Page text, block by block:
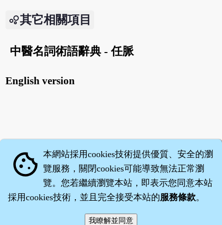
其它相關項目
中醫名詞術語辭典 - 任脈
English version
‧沈藥子©2008～2026
cookie 本網站採用cookies技術提供優質、安全的瀏
覽服務，關閉cookies可能導致無法正常瀏
覽。您若繼續瀏覽本站，即表示您同意本站
採用cookies技術，並且完全接受本站的服務條款。